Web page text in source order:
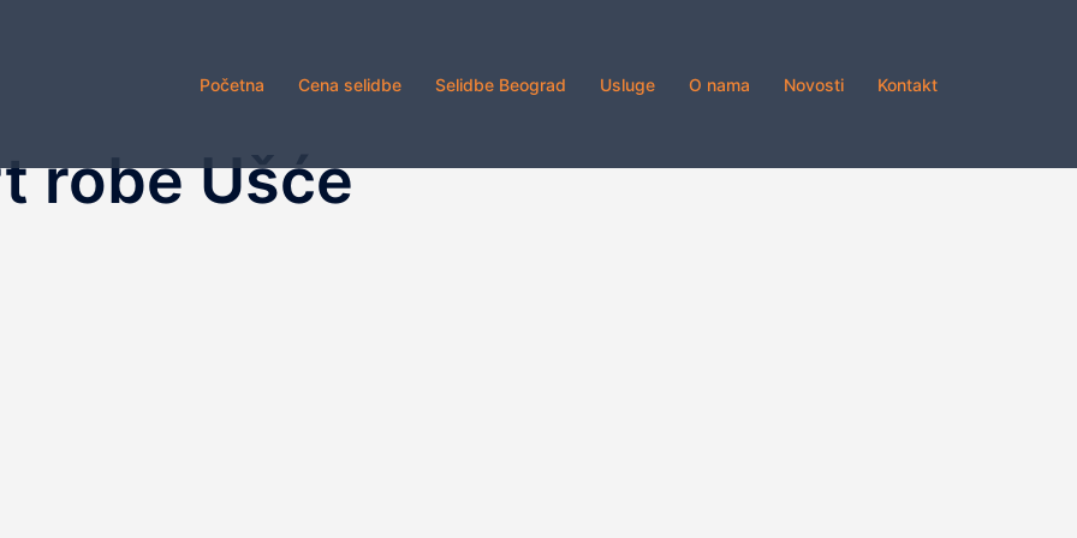
Početna Cena selidbe Selidbe Beograd Usluge O nama Novosti Kontakt
robe Ušće